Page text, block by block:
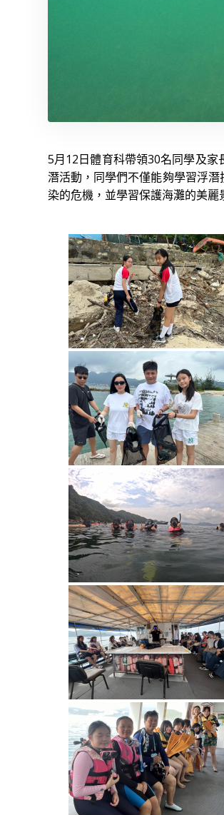
5月12日體育科帶領30名同學及
潛活動，同學們不僅能夠學習浮
染的危機，並學習保護海灘的美麗